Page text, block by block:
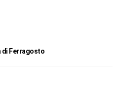
di Ferragosto